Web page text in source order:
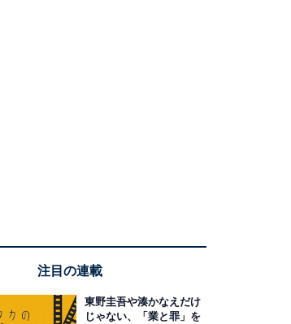
注目の連載
東野圭吾や湊かなえだけ
じゃない、「業と罪」を